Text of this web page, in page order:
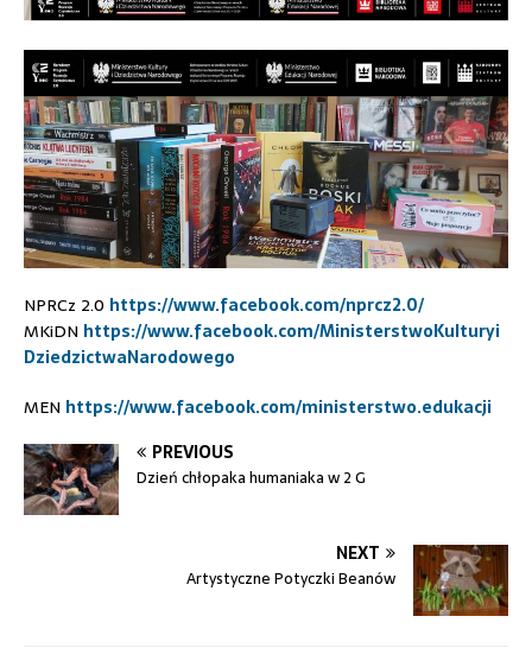
NPRCz 2.0 https://www.facebook.com/nprcz2.0/
MKiDN https://www.facebook.com/MinisterstwoKulturyi
DziedzictwaNarodowego
MEN https://www.facebook.com/ministerstwo.edukacji
PREVIOUS
Dzień chłopaka humaniaka w 2 G
NEXT
Artystyczne Potyczki Beanów